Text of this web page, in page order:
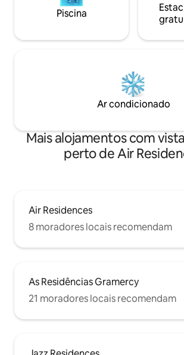
Piscina
Ar condicionado
Mais alojamentos com
perto de Air
Air Residences
8 moradores locais recomendam
As Residências Gramercy
21 moradores locais recomendam